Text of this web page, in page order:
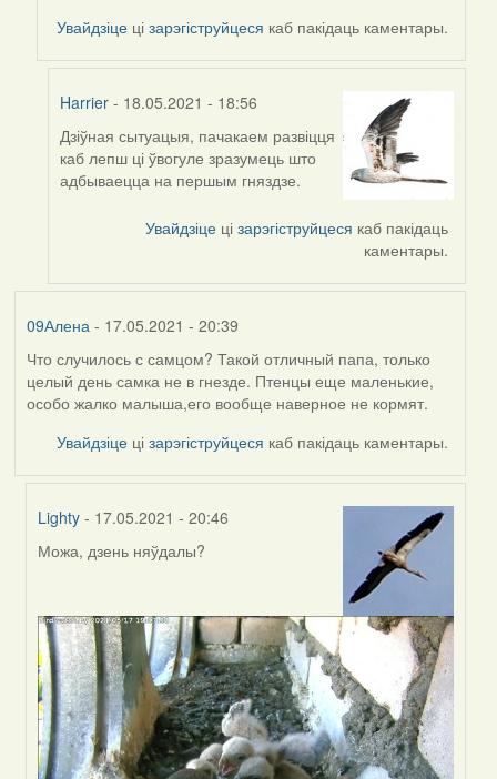
Увайдзіце цізарэгіструйцеся каб пакідаць каментары.
Harrier- 18.05.2021 - 18:56
In
reply
to
Дзіўная сытуацыя, пачакаем развіцця
каб лепш ці ўвогуле зразумець што
адбываецца на першым гняздзе.
Увайдзіце цізарэгіструйцеся каб пакідаць
каментары.
09Алена - 17.05.2021 - 20:39
Что случилось с самцом? Такой отличный папа, только
целый день самка не в гнезде. Птенцы еще маленькие,
особо жалко малыша,его вообще наверное не кормят.
Увайдзіце цізарэгіструйцеся каб пакідаць каментары.
Lighty - 17.05.2021 - 20:46
In
by
09Алена
Можа, дзень няўдалы?